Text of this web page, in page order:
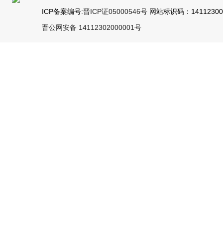
ICP备案编号:晋ICP证05000546号 网站标识码：
晋公网安备 14112302000001号